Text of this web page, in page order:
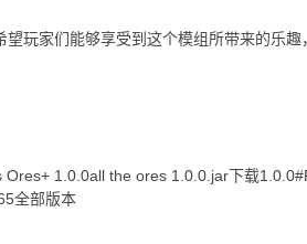
玩家们能够享受到这个模组所带来的乐趣
1.0.0all the ores 1.0.0.jar下载
全部版本